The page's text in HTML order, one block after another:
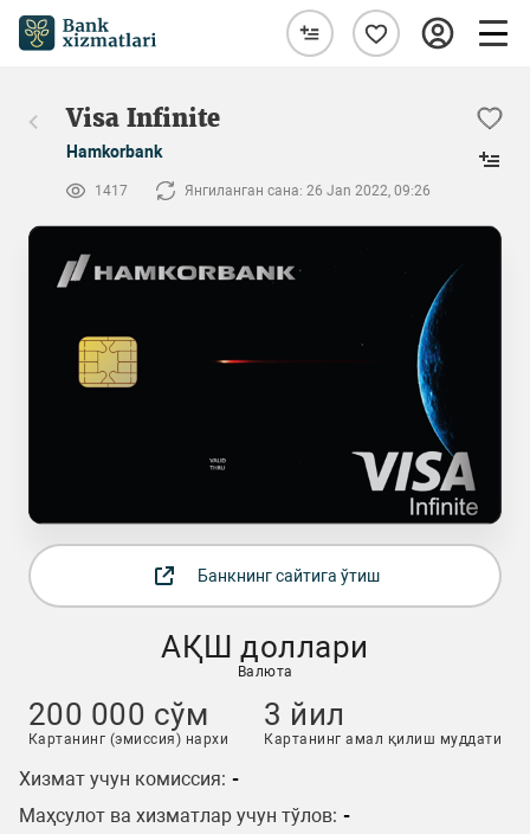
Visa Infinite
Hamkorbank
1417 Янгиланган сана: 26 Jan 2022, 09:26
Банкнинг сайтига ўтиш
АҚШ доллари
Валюта
200 000 сўм
Картанинг (эмиссия) нархи
3 йил
Картанинг амал қилиш муддати
Хизмат учун комиссия: -
Маҳсулот ва хизматлар учун тўлов: -